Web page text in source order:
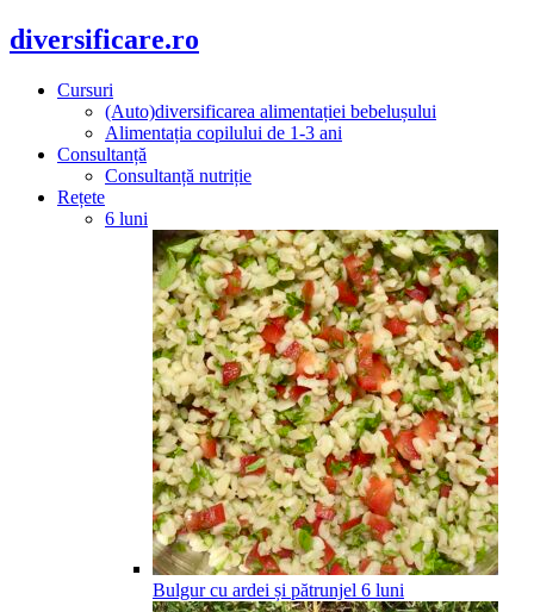
diversificare.ro
Cursuri
(Auto)diversificarea alimentației bebelușului
Alimentația copilului de 1-3 ani
Consultanță
Consultanță nutriție
Rețete
6 luni
Bulgur cu ardei și pătrunjel 6 luni